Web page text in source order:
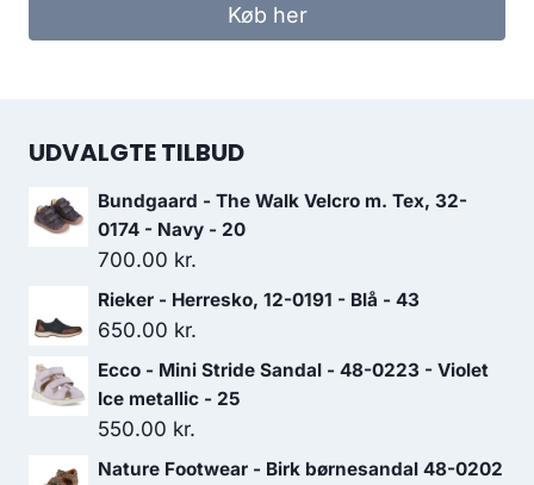
Køb her
UDVALGTE TILBUD
Bundgaard - The Walk Velcro m. Tex, 32-
0174 - Navy - 20
700.00 kr.
Rieker - Herresko, 12-0191 - Blå - 43
650.00 kr.
Ecco - Mini Stride Sandal - 48-0223 - Violet
Ice metallic - 25
550.00 kr.
Nature Footwear - Birk børnesandal 48-0202